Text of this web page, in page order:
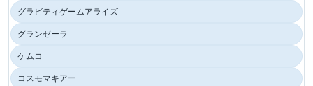
グラビティゲームアライズ
グランゼーラ
ケムコ
コスモマキアー